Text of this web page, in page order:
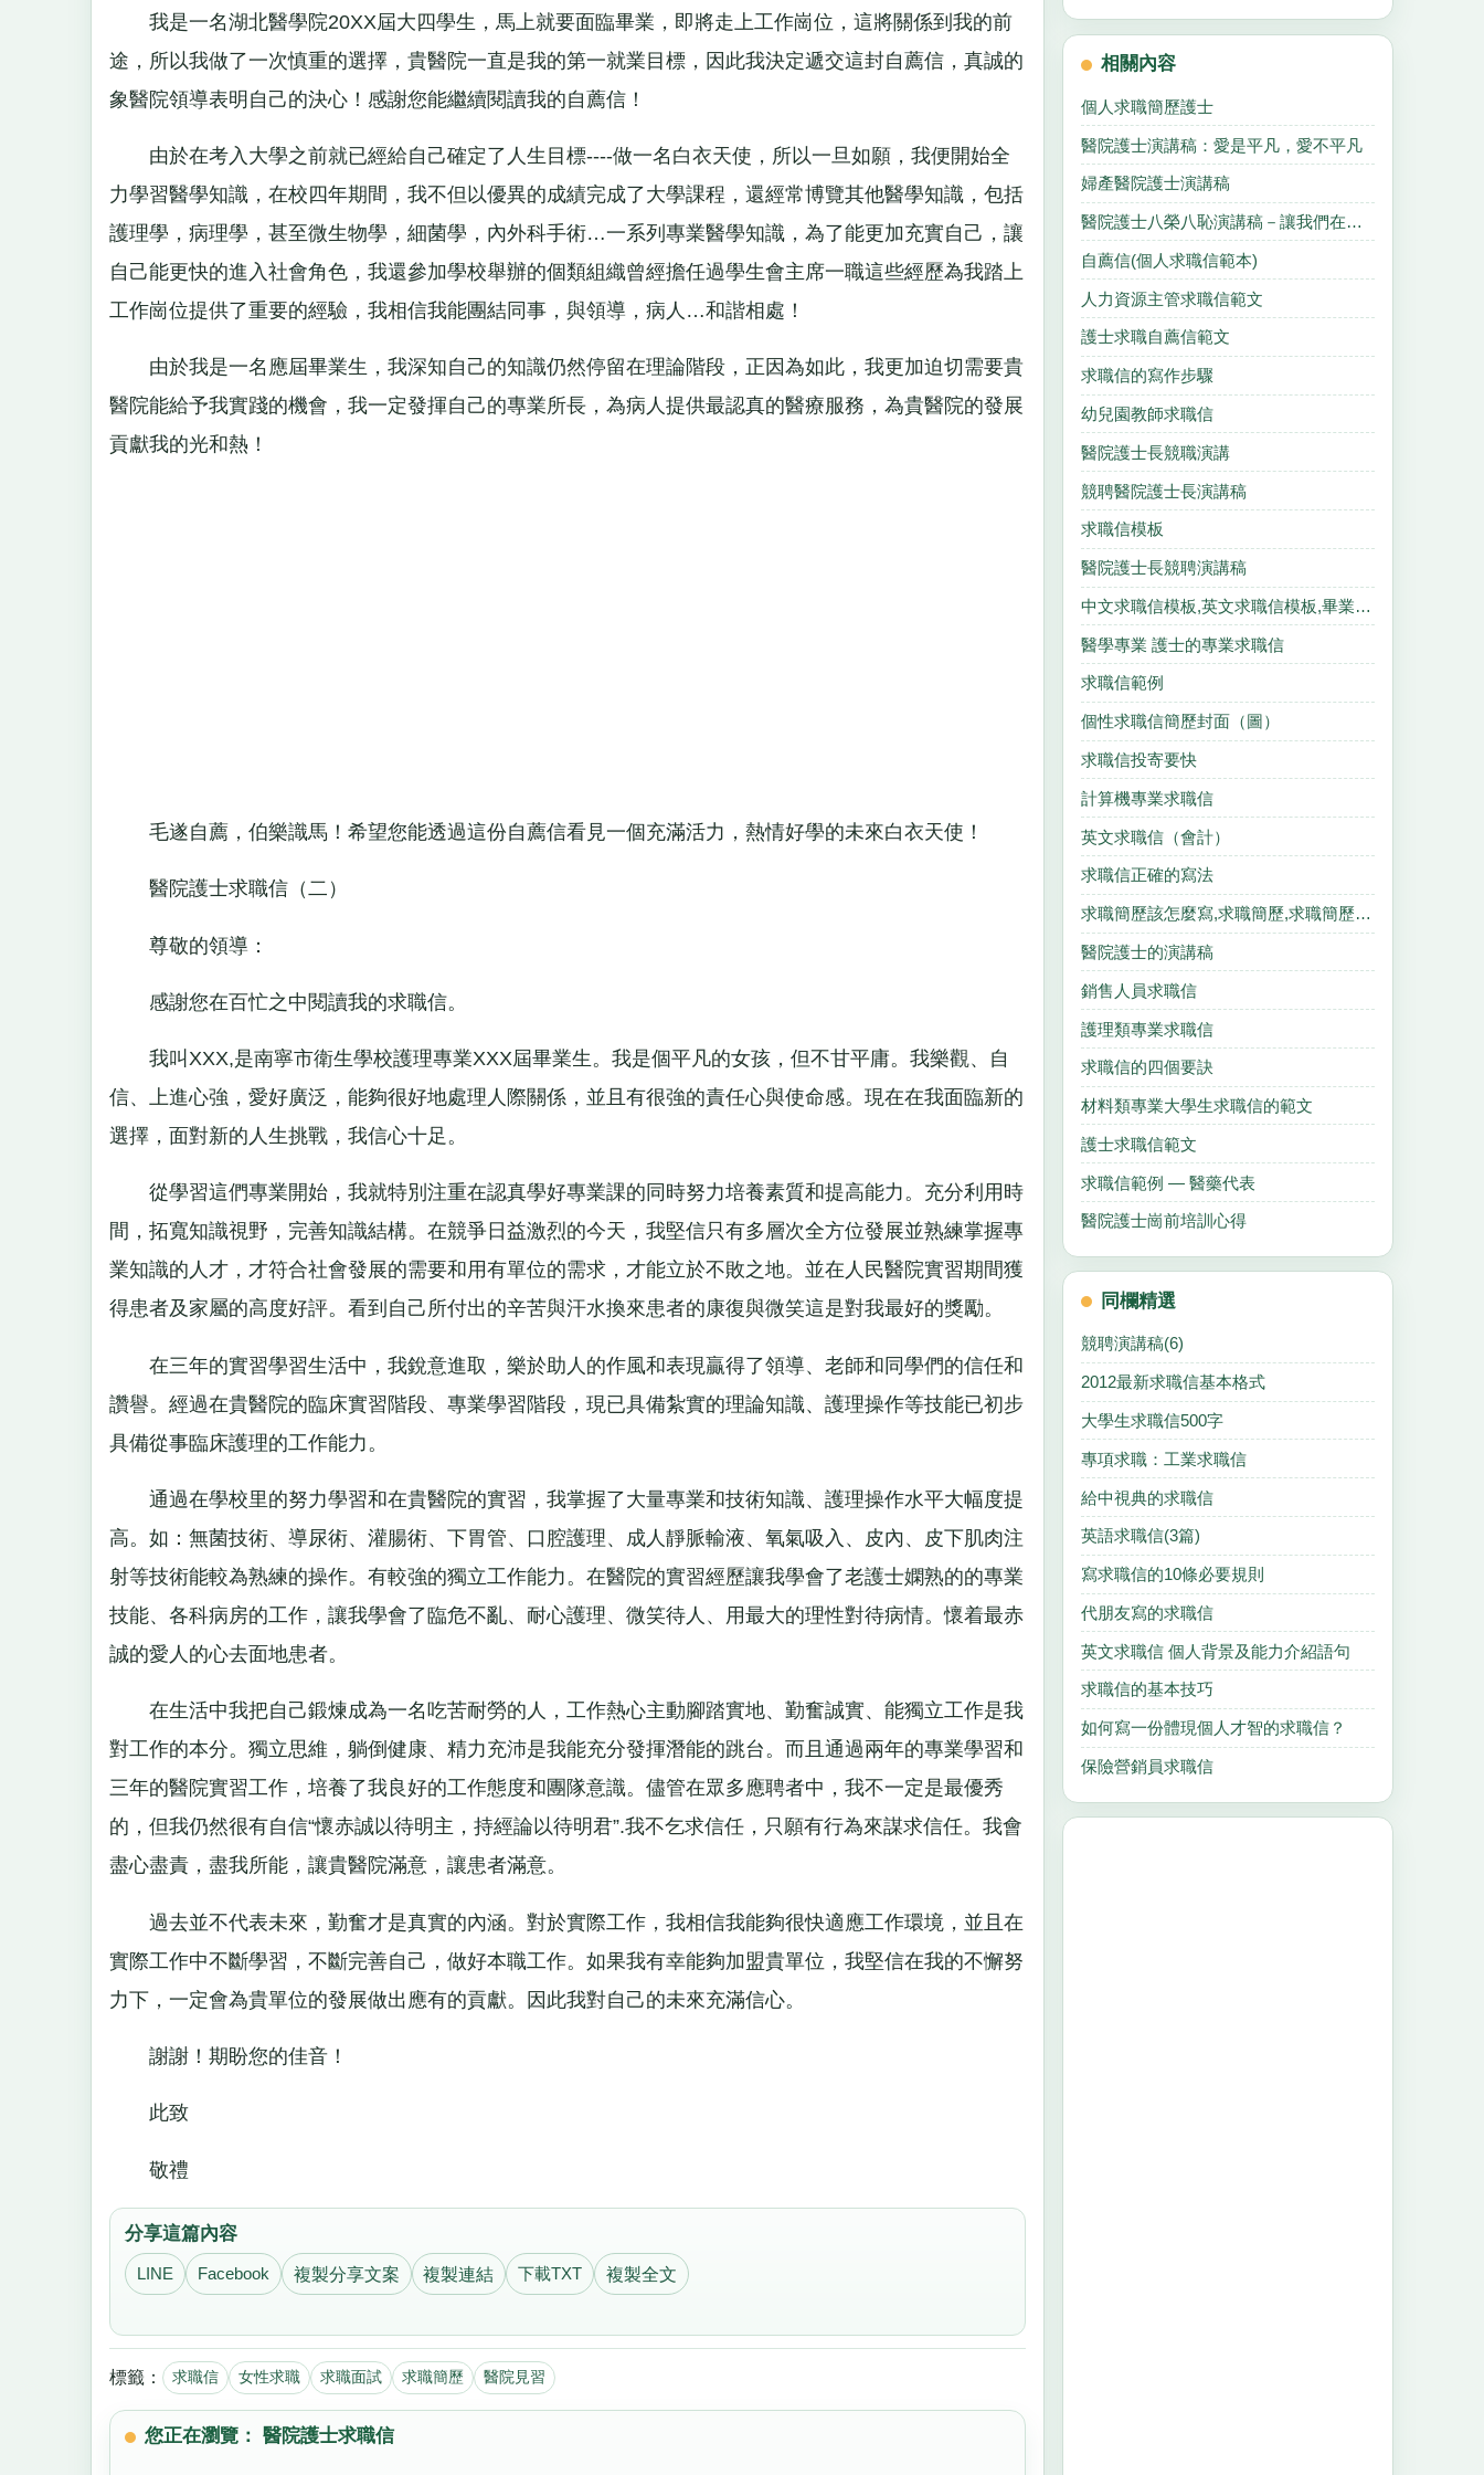
我是一名湖北醫學院20XX屆大四學生，馬上就要面臨畢業，即將走上工作崗位，這將關係到我的前
途，所以我做了一次慎重的選擇，貴醫院一直是我的第一就業目標，因此我決定遞交這封自薦信，真誠的
象醫院領導表明自己的決心！感謝您能繼續閱讀我的自薦信！
由於在考入大學之前就已經給自己確定了人生目標----做一名白衣天使，所以一旦如願，我便開始全
力學習醫學知識，在校四年期間，我不但以優異的成績完成了大學課程，還經常博覽其他醫學知識，包括
護理學，病理學，甚至微生物學，細菌學，內外科手術…一系列專業醫學知識，為了能更加充實自己，讓
自己能更快的進入社會角色，我還參加學校舉辦的個類組織曾經擔任過學生會主席一職這些經歷為我踏上
工作崗位提供了重要的經驗，我相信我能團結同事，與領導，病人…和諧相處！
由於我是一名應屆畢業生，我深知自己的知識仍然停留在理論階段，正因為如此，我更加迫切需要貴
醫院能給予我實踐的機會，我一定發揮自己的專業所長，為病人提供最認真的醫療服務，為貴醫院的發展
貢獻我的光和熱！
毛遂自薦，伯樂識馬！希望您能透過這份自薦信看見一個充滿活力，熱情好學的未來白衣天使！
醫院護士求職信（二）
尊敬的領導：
感謝您在百忙之中閱讀我的求職信。
我叫XXX,是南寧市衛生學校護理專業XXX屆畢業生。我是個平凡的女孩，但不甘平庸。我樂觀、自
信、上進心強，愛好廣泛，能夠很好地處理人際關係，並且有很強的責任心與使命感。現在在我面臨新的
選擇，面對新的人生挑戰，我信心十足。
從學習這們專業開始，我就特別注重在認真學好專業課的同時努力培養素質和提高能力。充分利用時
間，拓寬知識視野，完善知識結構。在競爭日益激烈的今天，我堅信只有多層次全方位發展並熟練掌握專
業知識的人才，才符合社會發展的需要和用有單位的需求，才能立於不敗之地。並在人民醫院實習期間獲
得患者及家屬的高度好評。看到自己所付出的辛苦與汗水換來患者的康復與微笑這是對我最好的獎勵。
在三年的實習學習生活中，我銳意進取，樂於助人的作風和表現贏得了領導、老師和同學們的信任和
讚譽。經過在貴醫院的臨床實習階段、專業學習階段，現已具備紮實的理論知識、護理操作等技能已初步
具備從事臨床護理的工作能力。
通過在學校里的努力學習和在貴醫院的實習，我掌握了大量專業和技術知識、護理操作水平大幅度提
高。如：無菌技術、導尿術、灌腸術、下胃管、口腔護理、成人靜脈輸液、氧氣吸入、皮內、皮下肌肉注
射等技術能較為熟練的操作。有較強的獨立工作能力。在醫院的實習經歷讓我學會了老護士嫻熟的的專業
技能、各科病房的工作，讓我學會了臨危不亂、耐心護理、微笑待人、用最大的理性對待病情。懷着最赤
誠的愛人的心去面地患者。
在生活中我把自己鍛煉成為一名吃苦耐勞的人，工作熱心主動腳踏實地、勤奮誠實、能獨立工作是我
對工作的本分。獨立思維，躺倒健康、精力充沛是我能充分發揮潛能的跳台。而且通過兩年的專業學習和
三年的醫院實習工作，培養了我良好的工作態度和團隊意識。儘管在眾多應聘者中，我不一定是最優秀
的，但我仍然很有自信“懷赤誠以待明主，持經論以待明君”.我不乞求信任，只願有行為來謀求信任。我會
盡心盡責，盡我所能，讓貴醫院滿意，讓患者滿意。
過去並不代表未來，勤奮才是真實的內涵。對於實際工作，我相信我能夠很快適應工作環境，並且在
實際工作中不斷學習，不斷完善自己，做好本職工作。如果我有幸能夠加盟貴單位，我堅信在我的不懈努
力下，一定會為貴單位的發展做出應有的貢獻。因此我對自己的未來充滿信心。
謝謝！期盼您的佳音！
此致
敬禮
分享這篇內容
LINE Facebook 複製分享文案 複製連結 下載TXT 複製全文
標籤： 求職信 女性求職 求職面試 求職簡歷 醫院見習
您正在瀏覽： 醫院護士求職信
相關內容
個人求職簡歷護士
醫院護士演講稿：愛是平凡，愛不平凡
婦產醫院護士演講稿
醫院護士八榮八恥演講稿－讓我們在平凡中奉獻
自薦信(個人求職信範本)
人力資源主管求職信範文
護士求職自薦信範文
求職信的寫作步驟
幼兒園教師求職信
醫院護士長競職演講
競聘醫院護士長演講稿
求職信模板
醫院護士長競聘演講稿
中文求職信模板,英文求職信模板,畢業生求職信模板,個人求職信模板
醫學專業 護士的專業求職信
求職信範例
個性求職信簡歷封面（圖）
求職信投寄要快
計算機專業求職信
英文求職信（會計）
求職信正確的寫法
求職簡歷該怎麼寫,求職簡歷,求職簡歷,求職簡歷.
醫院護士的演講稿
銷售人員求職信
護理類專業求職信
求職信的四個要訣
材料類專業大學生求職信的範文
護士求職信範文
求職信範例 — 醫藥代表
醫院護士崗前培訓心得
同欄精選
競聘演講稿(6)
2012最新求職信基本格式
大學生求職信500字
專項求職：工業求職信
給中視典的求職信
英語求職信(3篇)
寫求職信的10條必要規則
代朋友寫的求職信
英文求職信 個人背景及能力介紹語句
求職信的基本技巧
如何寫一份體現個人才智的求職信？
保險營銷員求職信